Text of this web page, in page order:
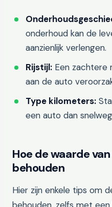
onderhoud kan de
aanzienlijk verlengen.
Rijstijl: Een zachtere
aan de auto
Type kilometers:
een auto dan
Hoe de waarde
behouden
Hier zijn enkele tips om